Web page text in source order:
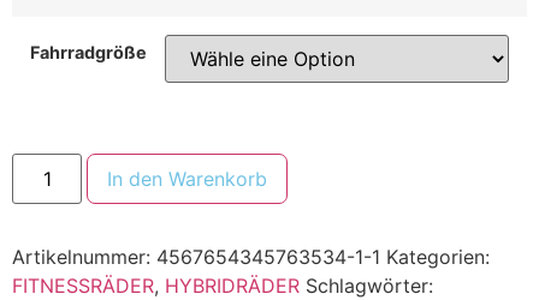
Fahrradgröße
In den Warenkorb
Artikelnummer: 4567654345763534-1-1 Kategorien:
FITNESSRÄDER, HYBRIDRÄDER Schlagwörter: